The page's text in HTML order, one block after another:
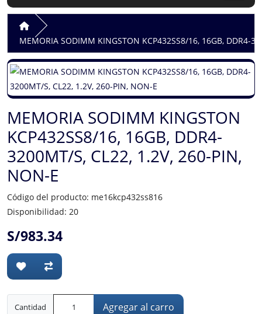
MEMORIA SODIMM KINGSTON KCP432SS8/16, 16GB, DDR4-
MEMORIA SODIMM KINGSTON
KCP432SS8/16, 16GB, DDR4-
3200MT/S, CL22, 1.2V, 260-PIN,
NON-E
Código del producto: me16kcp432ss816
Disponibilidad: 20
S/983.34
Cantidad Agregar al carro